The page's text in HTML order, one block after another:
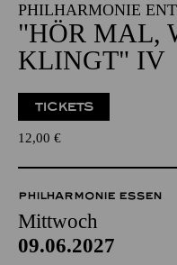
PHILHARMONIE
"HÖR MAL,
KLINGT" IV
TICKETS
12,00 €
PHILHARMONIE ESSEN
Mittwoch
09.06.2027